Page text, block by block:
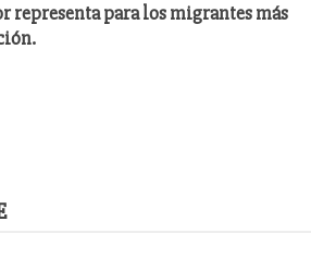
representa para los migrantes más